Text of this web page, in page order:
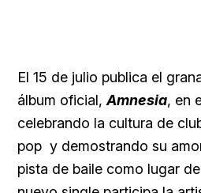
El 15 de julio publica el
álbum oficial, Amnesia, en
celebrando la cultura de
pop y demostrando su
pista de baile como lugar